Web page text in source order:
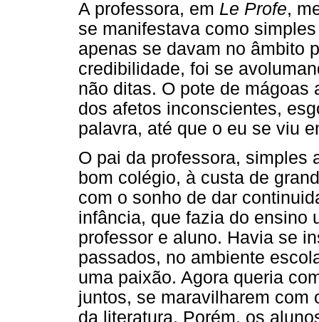
A professora, em Le Profe,
se manifestava como
apenas se davam no âmbito
credibilidade, foi se
não ditas. O pote de mágoas
dos afetos inconscientes,
palavra, até que o eu se viu
O pai da professora, simples
bom colégio, à custa de
com o sonho de dar
infância, que fazia do ensino
professor e aluno. Havia se
passados, no ambiente
uma paixão. Agora queria
juntos, se maravilharem com
da literatura. Porém, os